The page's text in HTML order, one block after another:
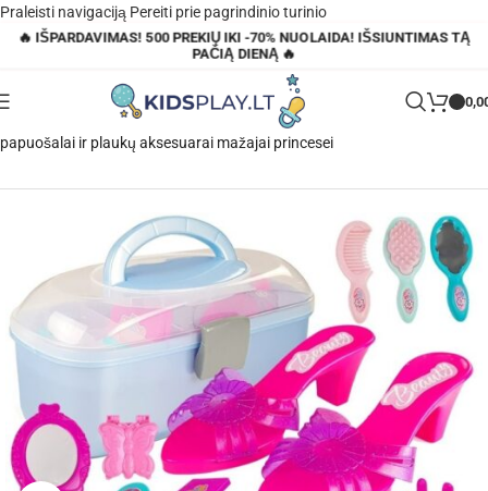
Praleisti navigaciją Pereiti prie pagrindinio turinio
🔥 IŠPARDAVIMAS! 500 PREKIŲ IKI -70% NUOLAIDA! IŠSIUNTIMAS TĄ
PAČIĄ DIENĄ 🔥
Parduotuvė
Grožio rinkinys lagamine – aukštakulniai,
papuošalai ir plaukų aksesuarai mažajai princesei